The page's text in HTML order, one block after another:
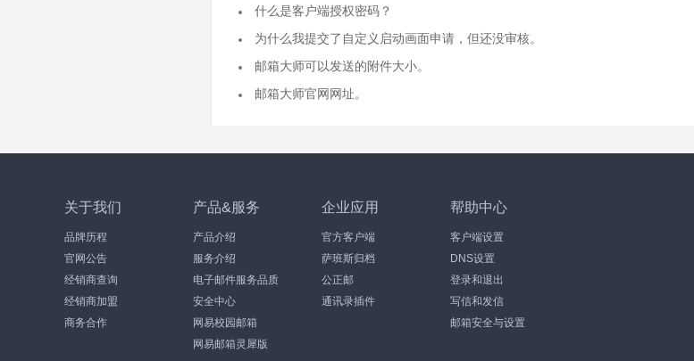
什么是客户端授权密码？
为什么我提交了自定义启动画面申请，但还没审核。
邮箱大师可以发送的附件大小。
邮箱大师官网网址。
关于我们
品牌历程
官网公告
经销商查询
经销商加盟
商务合作
产品&服务
产品介绍
服务介绍
电子邮件服务品质
安全中心
网易校园邮箱
网易邮箱灵犀版
企业应用
官方客户端
萨班斯归档
公正邮
通讯录插件
帮助中心
客户端设置
DNS设置
登录和退出
写信和发信
邮箱安全与设置